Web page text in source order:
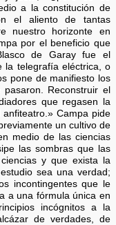
a la constitución de
el aliento de tantas
nuestro horizonte en
por el beneficio que
de Garay fue el
la telegrafía eléctrica, o
pone de manifiesto los
Reconstruir el
que regasen la
Campa pide
un cultivo de
medio de las ciencias
las sombras que las
y que exista la
sea una verdad;
incontingentes que le
a una fórmula única en
incógnitos a la
de verdades, de